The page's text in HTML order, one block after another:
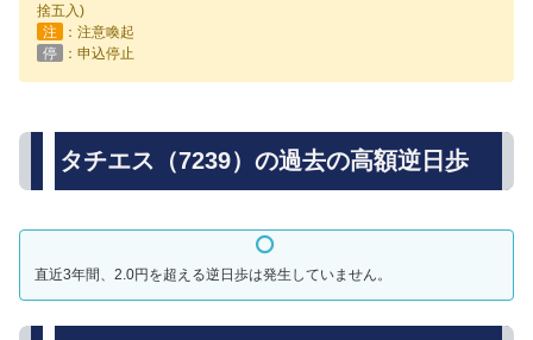
捨五入)
注
：注意喚起
停
：申込停止
タチエス（7239）の過去の高額逆日歩
直近3年間、2.0円を超える逆日歩は発生していません。